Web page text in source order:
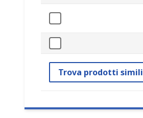
Trova prodotti simili